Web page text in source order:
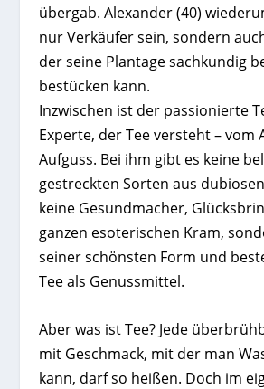
übergab. Alexander (40)
nur Verkäufer sein, sondern
der seine Plantage sachkundig
bestücken kann.
Inzwischen ist der passionierte
Experte, der Tee versteht – vom
Aufguss. Bei ihm gibt es keine
gestreckten Sorten aus
keine Gesundmacher,
ganzen esoterischen Kram,
seiner schönsten Form und
Tee als Genussmittel.
Aber was ist Tee? Jede
mit Geschmack, mit der man
kann, darf so heißen. Doch im